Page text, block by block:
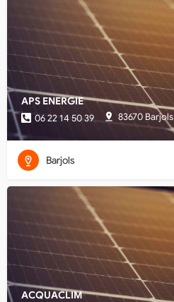
APS ENERGIE
06 22 14 50 39 83670 Barjols
Barjols
ACQUACLIM